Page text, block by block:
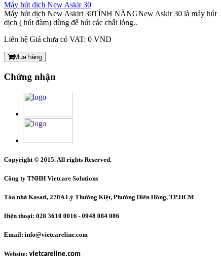
Máy hút dịch New Askir 30
Máy hút dịch New Askirt 30TÍNH NĂNGNew Askir 30 là máy hút
dịch ( hút đàm) dùng để hút các chất lỏng..
Liên hệ Giá chưa có VAT: 0 VND
Mua hàng
Chứng nhận
Copyright © 2015. All rights Reserved.
Công ty TNHH Vietcare Solutions
Tòa nhà Kasati, 270A Lý Thường Kiệt, Phường Diên Hồng, TP.HCM
Điện thoại: 028 3610 0016 - 0948 084 086
Email: info@vietcareline.com
Website: vietcareline.com